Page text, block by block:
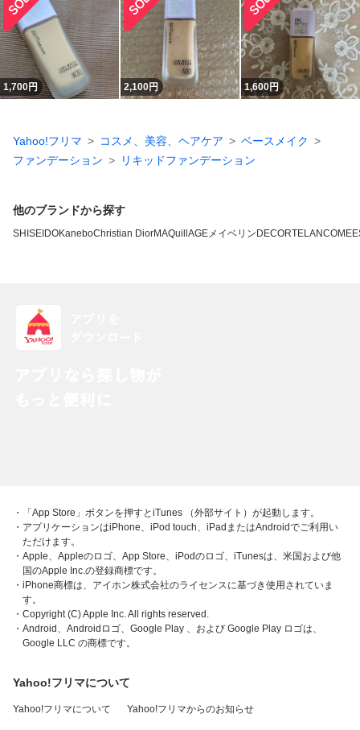
1,700円 2,100円 1,600円
Yahoo!フリマ コスメ、美容、ヘアケア
ベースメイク
ファンデーション
リキッドファンデーション
他のブランドから探す
SHISEIDOKaneboChristian DiorMAQuillAGEメイベリン DECORTELANCOME
・「App Store」ボタンを押すとiTunes （外部サイト）が起動します。
・アプリケーションはiPhone、iPod touch、iPadまたはAndroidでご利用い
ただけます。
・Apple、Appleのロゴ、App Store、iPodのロゴ、iTunesは、米国および他
国のApple Inc.の登録商標です。
・iPhone商標は、アイホン株式会社のライセンスに基づき使用されていま
す。
・Copyright (C) Apple Inc. All rights reserved.
・Android、Androidロゴ、Google Play 、および Google Play ロゴは、
Google LLC の商標です。
Yahoo!フリマについて
Yahoo!フリマについて Yahoo!フリマからのお知らせ